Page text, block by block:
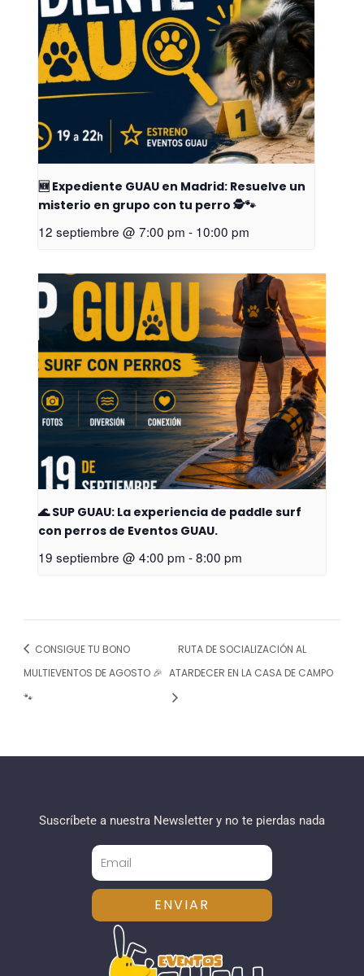
🆕 Expediente GUAU en Madrid: Resuelve un
misterio en grupo con tu perro 🕵️🐾
12 septiembre @ 7:00 pm - 10:00 pm
🌊 SUP GUAU: La experiencia de paddle surf
con perros de Eventos GUAU.
19 septiembre @ 4:00 pm -8:00 pm
CONSIGUE TU BONO
MULTIEVENTOS DE AGOSTO 🎉
🐾
RUTA DE SOCIALIZACIÓN AL
ATARDECER EN LA CASA DE CAMPO
Suscríbete a nuestra Newsletter y no te pierdas nada
ENVIAR